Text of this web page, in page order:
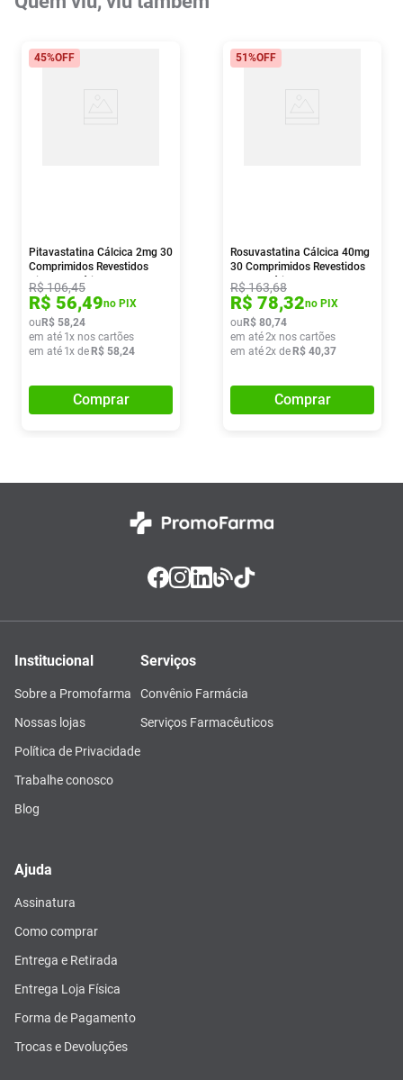
45%OFF
Pitavastatina Cálcica 2mg 30
Comprimidos Revestidos
Biolab Genérico
R$106,45
R$ 56,49no PIX
ou R$ 58,24
em até 1x nos cartões
em até 1x de R$ 58,24
Comprar
51%OFF
Rosuvastatina Cálcica 40mg
30 Comprimidos Revestidos
Ems Genérico
R$163,68
R$ 78,32no PIX
ou R$ 80,74
em até2x nos cartões
em até2x de R$ 40,37
Comprar
Institucional
Sobre a Promofarma
Nossas lojas
Política de Privacidade
Trabalhe conosco
Blog
Serviços
Convênio Farmácia
Serviços Farmacêuticos
Ajuda
Assinatura
Como comprar
Entrega e Retirada
Entrega Loja Física
Forma de Pagamento
Trocas e Devoluções